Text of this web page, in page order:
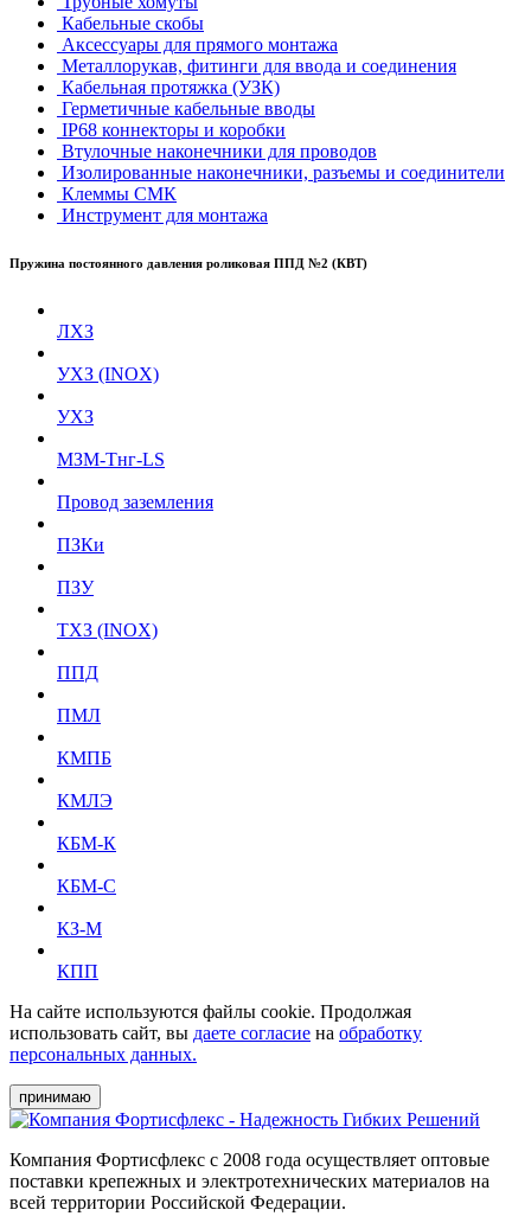
Кабельные скобы
Аксессуары для прямого монтажа
Металлорукав, фитинги для ввода и соединения
Кабельная протяжка (УЗК)
Герметичные кабельные вводы
IP68 коннекторы и коробки
Втулочные наконечники для проводов
Изолированные наконечники, разъемы и соединители
Клеммы СМК
Инструмент для монтажа
Пружина постоянного давления роликовая ППД №2 (КВТ)
ЛХЗ
УХЗ (INOX)
УХЗ
МЗМ-Тнг-LS
Провод заземления
ПЗКи
ПЗУ
ТХЗ (INOX)
ППД
ПМЛ
КМПБ
КМЛЭ
КБМ-К
КБМ-С
КЗ-М
КПП
На сайте используются файлы cookie. Продолжая
использовать сайт, вы даете согласие на обработку
персональных данных.
принимаю
Компания Фортисфлекс с 2008 года осуществляет оптовые
поставки крепежных и электротехнических материалов на
всей территории Российской Федерации.